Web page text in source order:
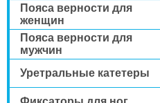
Пояса верности для
женщин
Пояса верности для
мужчин
Уретральные катетеры